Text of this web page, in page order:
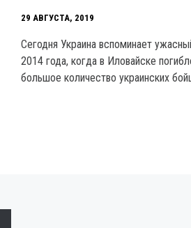
29 АВГУСТА, 2019
Сегодня Украина вспоминает
2014 года, когда в Иловайске
большое количество украинских